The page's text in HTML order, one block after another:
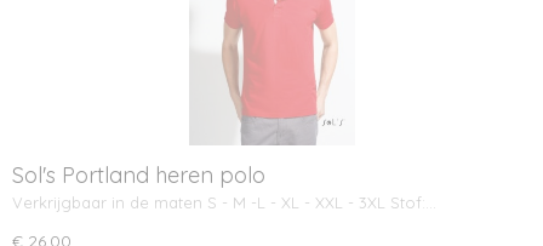
Sol's Portland heren polo
Verkrijgbaar in de maten S - M -L - XL - XXL - 3XL Stof:…
€ 26,00